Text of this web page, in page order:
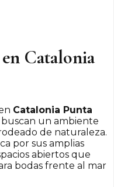
Catalonia
Catalonia Punta
buscan un ambiente
de naturaleza.
por sus amplias
abiertos que
bodas frente al mar